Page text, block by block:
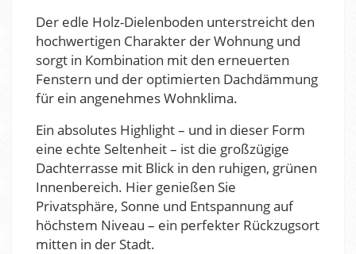
Der edle Holz-Dielenboden unterstreicht den
hochwertigen Charakter der Wohnung und
sorgt in Kombination mit den erneuerten
Fenstern und der optimierten Dachdämmung
für ein angenehmes Wohnklima.
Ein absolutes Highlight – und in dieser Form
eine echte Seltenheit – ist die großzügige
Dachterrasse mit Blick in den ruhigen, grünen
Innenbereich. Hier genießen Sie
Privatsphäre, Sonne und Entspannung auf
höchstem Niveau – ein perfekter Rückzugsort
mitten in der Stadt.